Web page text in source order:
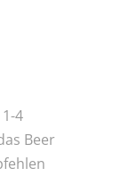
4
Beer